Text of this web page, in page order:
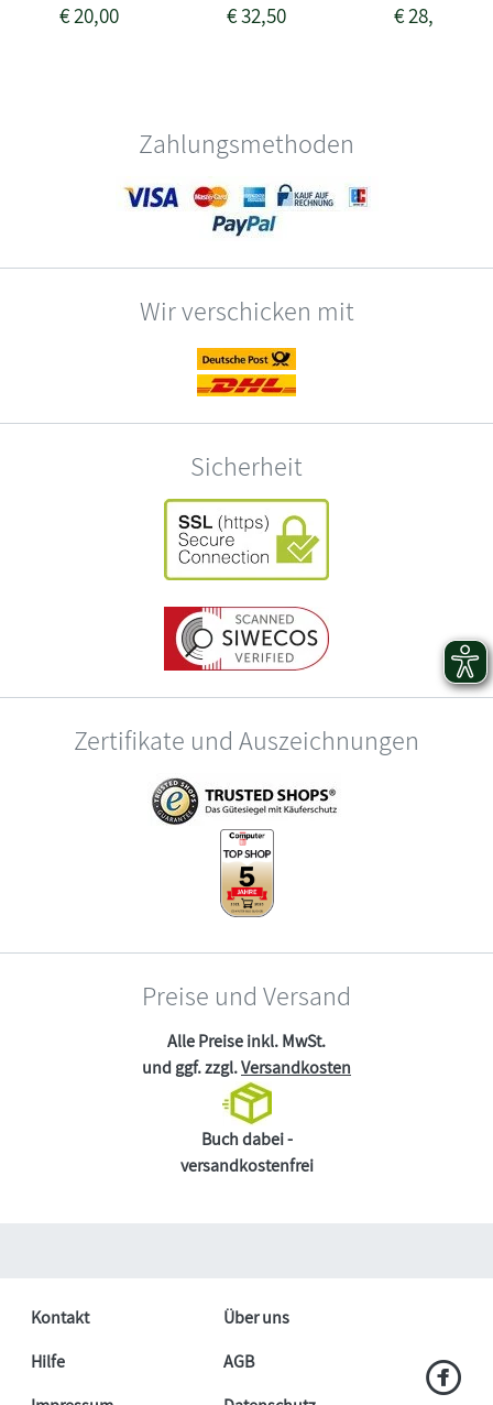
€20,00 €32,50 €28,95
Zahlungsmethoden
Wir verschicken mit
Sicherheit
Zertifikate und Auszeichnungen
Preise und Versand
Alle Preise inkl. MwSt.
und ggf. zzgl.Versandkosten
Buch dabei -
versandkostenfrei
Kontakt
Über uns
Hilfe
AGB